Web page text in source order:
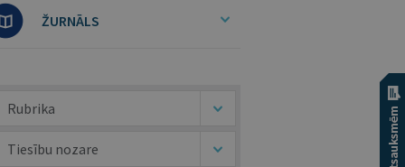
ŽURNĀLS
Rubrika
Tiesību nozare